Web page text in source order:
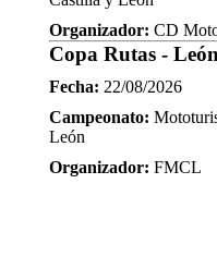
Organizador: CD
Copa Rutas -
Fecha: 22/08/2026
Campeonato:
León
Organizador: FMCL